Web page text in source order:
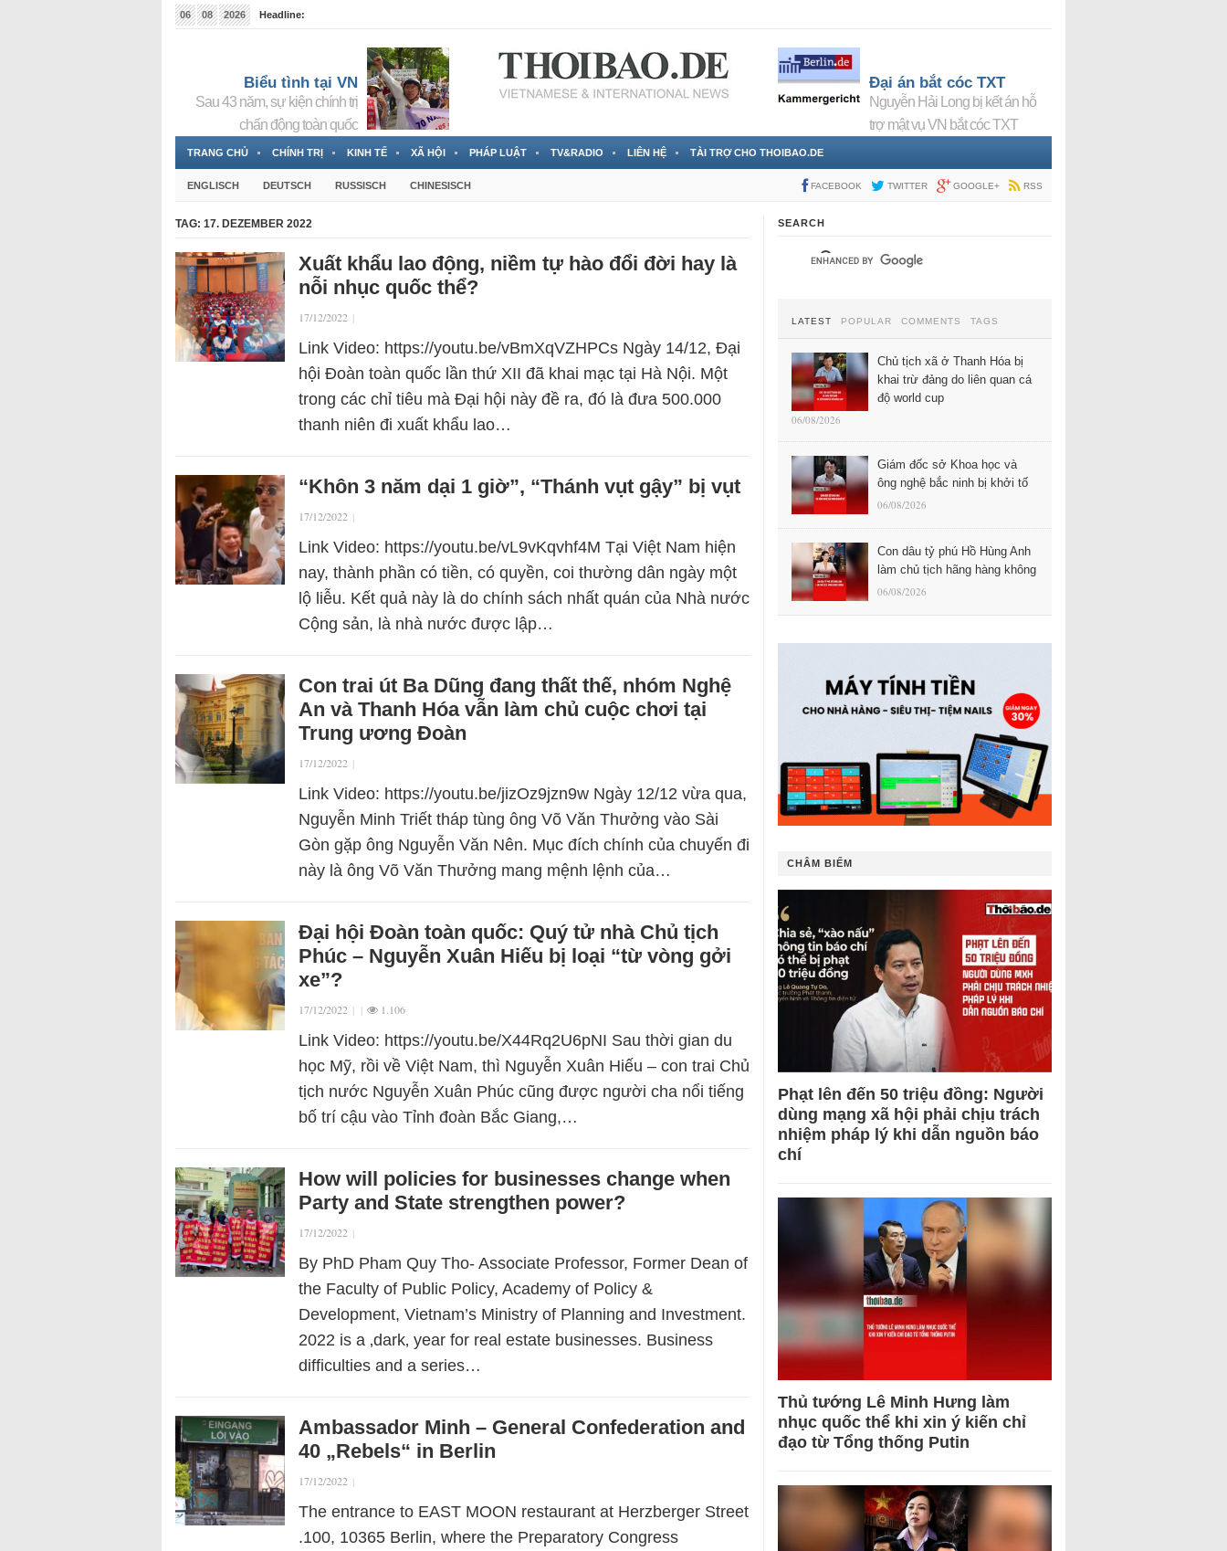
06 08 2026
Headline:
Biểu tình tại VN
Sau 43 năm, sự kiện chính trị
chấn động toàn quốc
Đại án bắt cóc TXT
Nguyễn Hải Long bị kết án hỗ
trợ mật vụ VN bắt cóc TXT
TRANG CHỦ CHÍNH TRỊ KINH TẾ XÃ HỘI PHÁP LUẬT TV&RADIO LIÊN HỆ TÀI TRỢ CHO THOIBAO.DE
ENGLISCH DEUTSCH RUSSISCH CHINESISCH FACEBOOK TWITTER GOOGLE+ RSS
TAG: 17. DEZEMBER 2022
Xuất khẩu lao động, niềm tự hào đổi đời hay là
nỗi nhục quốc thể?
17/12/2022 |
Link Video: https://youtu.be/vBmXqVZHPCs Ngày 14/12, Đại
hội Đoàn toàn quốc lần thứ XII đã khai mạc tại Hà Nội. Một
trong các chỉ tiêu mà Đại hội này đề ra, đó là đưa 500.000
thanh niên đi xuất khẩu lao…
“Khôn 3 năm dại 1 giờ”, “Thánh vụt gậy” bị vụt
17/12/2022 |
Link Video: https://youtu.be/vL9vKqvhf4M Tại Việt Nam hiện
nay, thành phần có tiền, có quyền, coi thường dân ngày một
lộ liễu. Kết quả này là do chính sách nhất quán của Nhà nước
Cộng sản, là nhà nước được lập…
Con trai út Ba Dũng đang thất thế, nhóm Nghệ
An và Thanh Hóa vẫn làm chủ cuộc chơi tại
Trung ương Đoàn
17/12/2022 |
Link Video: https://youtu.be/jizOz9jzn9w Ngày 12/12 vừa qua,
Nguyễn Minh Triết tháp tùng ông Võ Văn Thưởng vào Sài
Gòn gặp ông Nguyễn Văn Nên. Mục đích chính của chuyến đi
này là ông Võ Văn Thưởng mang mệnh lệnh của…
Đại hội Đoàn toàn quốc: Quý tử nhà Chủ tịch
Phúc – Nguyễn Xuân Hiếu bị loại “từ vòng gởi
xe”?
17/12/2022 | | 1.106
Link Video: https://youtu.be/X44Rq2U6pNI Sau thời gian du
học Mỹ, rồi về Việt Nam, thì Nguyễn Xuân Hiếu – con trai Chủ
tịch nước Nguyễn Xuân Phúc cũng được người cha nổi tiếng
bố trí cậu vào Tỉnh đoàn Bắc Giang,…
How will policies for businesses change when
Party and State strengthen power?
17/12/2022 |
By PhD Pham Quy Tho- Associate Professor, Former Dean of
the Faculty of Public Policy, Academy of Policy &
Development, Vietnam’s Ministry of Planning and Investment.
2022 is a ‚dark‚ year for real estate businesses. Business
difficulties and a series…
Ambassador Minh – General Confederation and
40 „Rebels“ in Berlin
17/12/2022 |
The entrance to EAST MOON restaurant at Herzberger Street
.100, 10365 Berlin, where the Preparatory Congress
SEARCH
LATEST POPULAR COMMENTS TAGS
Chủ tịch xã ở Thanh Hóa bị
khai trừ đảng do liên quan cá
độ world cup
06/08/2026
Giám đốc sở Khoa học và
ông nghệ bắc ninh bị khởi tố
06/08/2026
Con dâu tỷ phú Hồ Hùng Anh
làm chủ tịch hãng hàng không
06/08/2026
CHÂM BIẾM
Phạt lên đến 50 triệu đồng: Người
dùng mạng xã hội phải chịu trách
nhiệm pháp lý khi dẫn nguồn báo
chí
Thủ tướng Lê Minh Hưng làm
nhục quốc thể khi xin ý kiến chỉ
đạo từ Tổng thống Putin